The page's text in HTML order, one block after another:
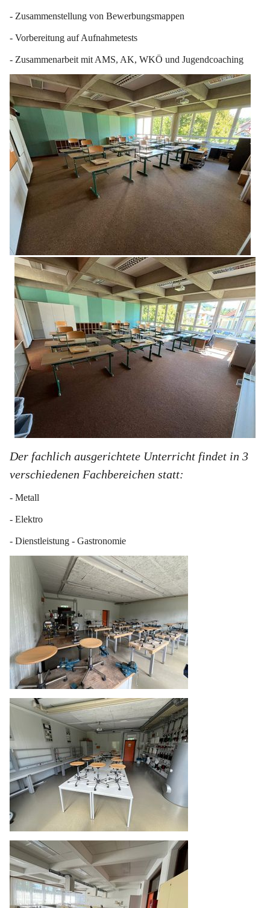
- Zusammenstellung von Bewerbungsmappen
- Vorbereitung auf Aufnahmetests
- Zusammenarbeit mit AMS, AK, WKÖ und Jugendcoaching
Der fachlich ausgerichtete Unterricht findet in 3
verschiedenen Fachbereichen statt:
- Metall
- Elektro
- Dienstleistung - Gastronomie